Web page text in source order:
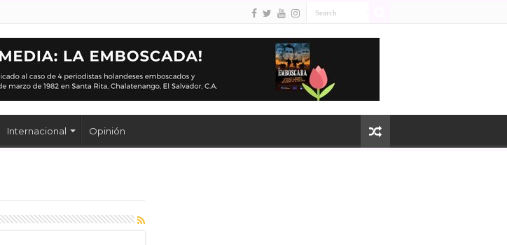
Internacional Opinión